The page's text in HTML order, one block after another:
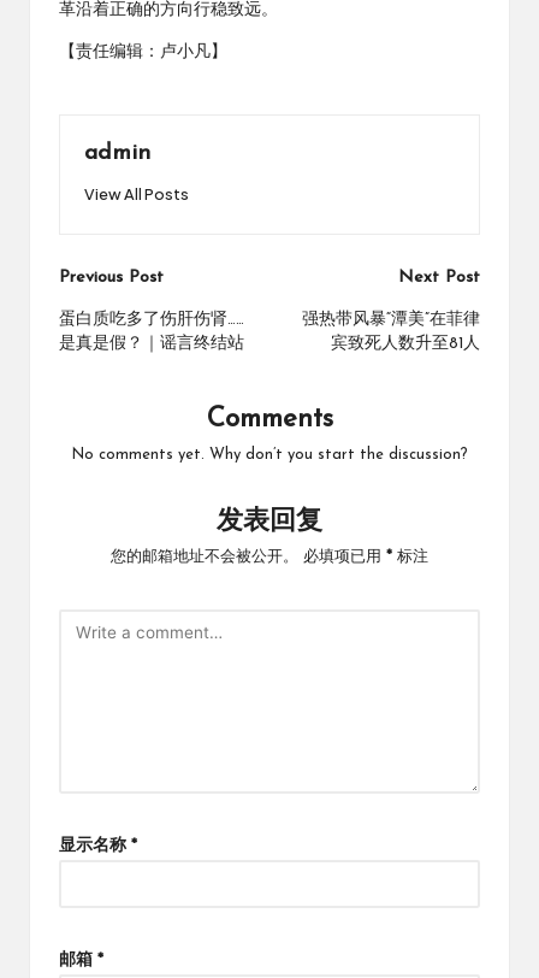
革沿着正确的方向行稳致远。
【责任编辑：卢小凡】
admin
View All Posts
Post
navigation
Previous Post
蛋白质吃多了伤肝伤肾……
是真是假？｜谣言终结站
Next Post
强热带风暴“潭美”在菲律
宾致死人数升至81人
Comments
No comments yet. Why don’t you start the discussion?
发表回复
您的邮箱地址不会被公开。 必填项已用 * 标注
显示名称 *
邮箱 *